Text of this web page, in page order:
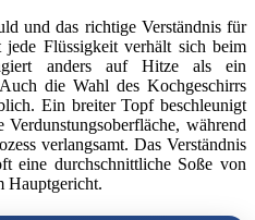
und das richtige Verständnis für
Flüssigkeit verhält sich beim
anders auf Hitze als ein
die Wahl des Kochgeschirrs
Ein breiter Topf beschleunigt
während
verlangsamt. Das Verständnis
eine durchschnittliche Soße von
Hauptgericht.